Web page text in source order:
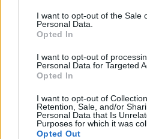
consent section.
I want to opt-out of the Sale
Personal Data.
Opted In
I want to opt-out of
Personal Data for Targeted
Opted In
I want to opt-out of
Retention, Sale, and/or
Personal Data that Is
Purposes for which it was
Opted Out
δημιουργίας. Τα καινοτόμα
σχεδιασμού στο νέο
παραδοσιακό κινεζικό